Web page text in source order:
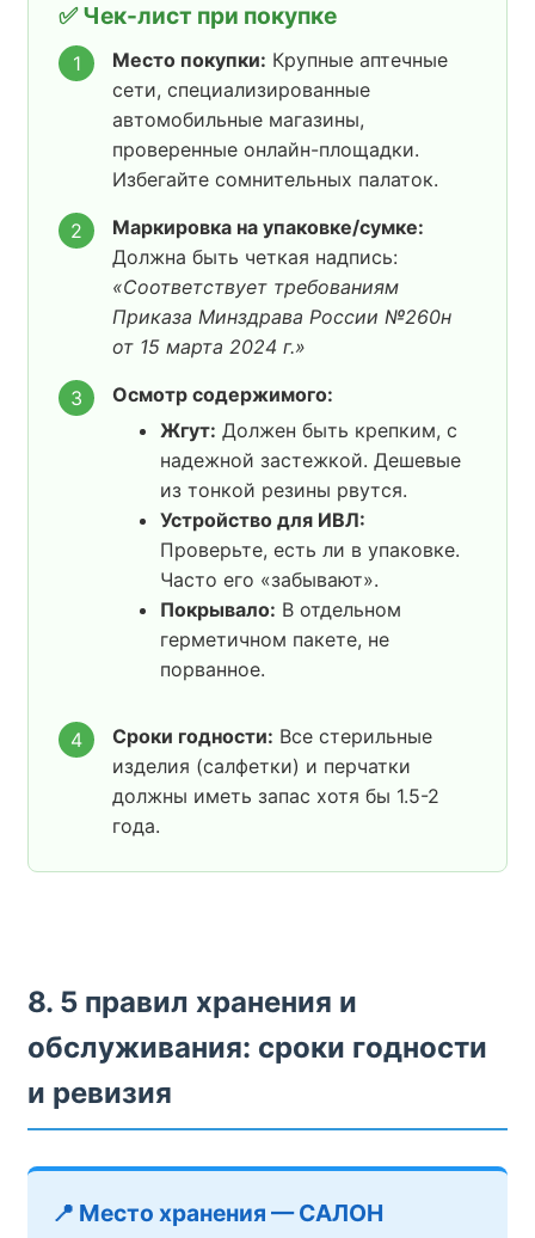
✅ Чек-лист при покупке
1 Место покупки: Крупные аптечные
сети, специализированные
автомобильные магазины,
проверенные онлайн-площадки.
Избегайте сомнительных палаток.
2
Маркировка на упаковке/сумке:
Должна быть четкая надпись:
«Соответствует требованиям
Приказа Минздрава России №260н
от 15 марта 2024 г.»
3
Осмотр содержимого:
Жгут: Должен быть крепким, с
надежной застежкой. Дешевые
из тонкой резины рвутся.
Устройство для ИВЛ:
Проверьте, есть ли в упаковке.
Часто его «забывают».
Покрывало: В отдельном
герметичном пакете, не
порванное.
4 Сроки годности: Все стерильные
изделия (салфетки) и перчатки
должны иметь запас хотя бы 1.5-2
года.
8. 5 правил хранения и
обслуживания: сроки годности
и ревизия
📍 Место хранения — САЛОН